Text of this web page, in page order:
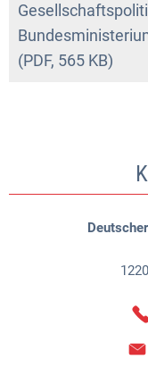
(PDF, 565 KB)